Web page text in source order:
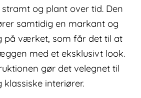
og plant over tid. Den
samtidig en markant og
på værket, som får det til at
med et eksklusivt look.
gør det velegnet til
interiører.